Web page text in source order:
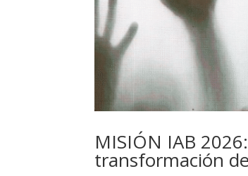
MISIÓN IAB
transformación